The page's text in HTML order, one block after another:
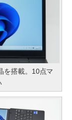
を搭載。10点マ